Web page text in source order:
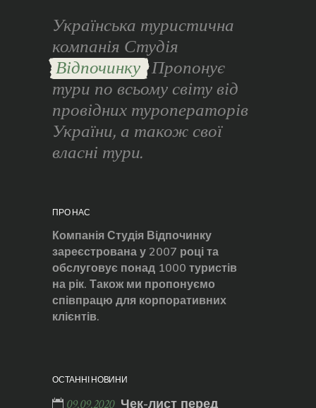
Українська туристична
компанія Студія
Відпочинку Пропонує
тури по всьому світу від
провідних туроператорів
України, а також свої
власні тури.
ПРО НАС
Компанія Студія Відпочинку
зареєстрована у 2007 році та
обслуговує понад 1000 туристів
на рік. Також ми пропонуємо
співпрацю для корпоративних
клієнтів.
ОСТАННІ НОВИНИ
09.09.2020 Чек-лист перед